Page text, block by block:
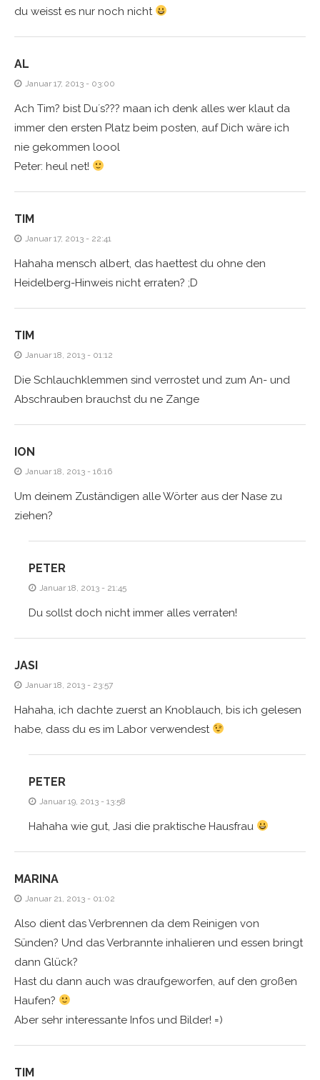
du weisst es nur noch nicht
AL
Januar 17, 2013 - 03:00
Ach Tim? bist Du´s??? maan ich denk alles wer klaut da
immer den ersten Platz beim posten, auf Dich wäre ich
nie gekommen loool
Peter: heul net!
TIM
Januar 17, 2013 - 22:41
Hahaha mensch albert, das haettest du ohne den
Heidelberg-Hinweis nicht erraten? ;D
TIM
Januar 18, 2013 - 01:12
Die Schlauchklemmen sind verrostet und zum An- und
Abschrauben brauchst du ne Zange
ION
Januar 18, 2013 - 16:16
Um deinem Zuständigen alle Wörter aus der Nase zu
ziehen?
PETER
Januar 18, 2013 - 21:45
Du sollst doch nicht immer alles verraten!
JASI
Januar 18, 2013 - 23:57
Hahaha, ich dachte zuerst an Knoblauch, bis ich gelesen
habe, dass du es im Labor verwendest
PETER
Januar 19, 2013 - 13:58
Hahaha wie gut, Jasi die praktische Hausfrau
MARINA
Januar 21, 2013 - 01:02
Also dient das Verbrennen da dem Reinigen von
Sünden? Und das Verbrannte inhalieren und essen bringt
dann Glück?
Hast du dann auch was draufgeworfen, auf den großen
Haufen?
Aber sehr interessante Infos und Bilder! =)
TIM